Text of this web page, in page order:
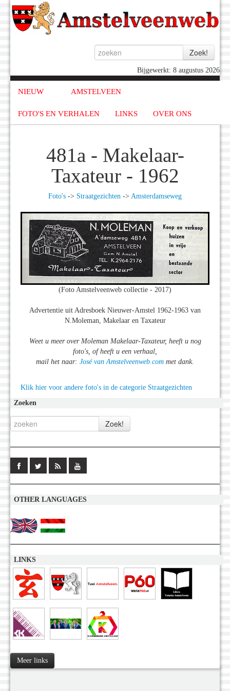
Bijgewerkt: 8 augustus 2026
NIEUW AMSTELVEEN
FOTO'S EN VERHALEN LINKS OVER ONS
481a - Makelaar-
Taxateur - 1962
Foto's -> Straatgezichten -> Amsterdamseweg
(Foto Amstelveenweb collectie - 2017)
Advertentie uit Adresboek Nieuwer-Amstel 1962-1963 van
N.Moleman, Makelaar en Taxateur
Weet u meer over Moleman Makelaar-Taxateur, heeft u nog
foto's, of heeft u een verhaal,
mail het naar: José van Amstelveenweb.com met dank.
Klik hier voor andere foto's in de categorie Straatgezichten
Zoeken
OTHER LANGUAGES
LINKS
Meer links